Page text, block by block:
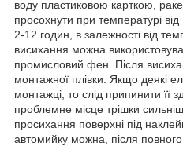
воду пластиковою карткою,
просохнути при температурі
2-12 годин, в залежності від
висихання можна
промисловий фен. Після
монтажної плівки. Якщо деякі
монтажці, то слід припинити її
проблемне місце трішки
просихання поверхні під
автомийку можна, після